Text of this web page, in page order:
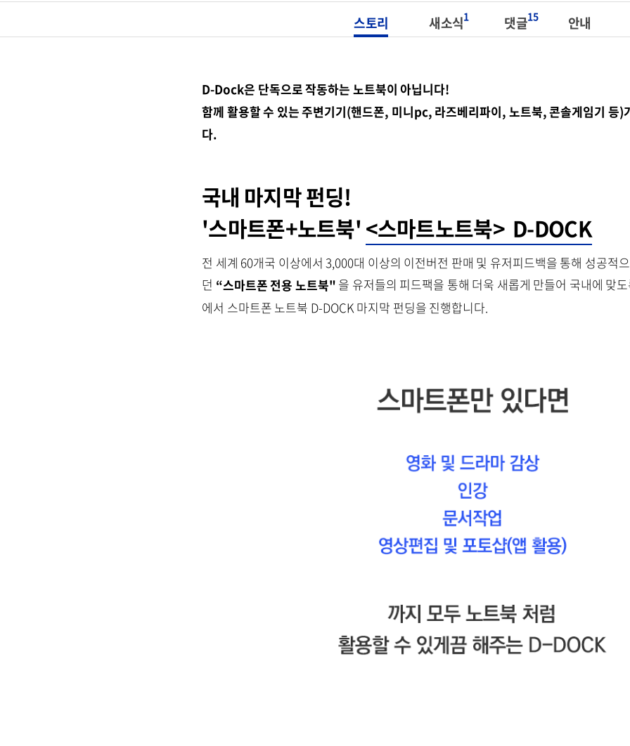
스토리 새소식1 댓글15 안내
D-Dock은 단독으로 작동하는 노트북이 아닙니다!
함께 활용할 수 있는 주변기기(핸드폰, 미니pc, 라즈베리파이, 노트북, 콘솔게임기 등)
다.
국내 마지막 펀딩!
'스마트폰+노트북' <스마트노트북> D-DOCK
전 세계 60개국 이상에서 3,000대 이상의 이전버전 판매 및 유저피드백을 통해 성공적
던 “스마트폰 전용 노트북" 을 유저들의 피드팩을 통해 더욱 새롭게 만들어 국내에 맞
에서 스마트폰 노트북 D-DOCK 마지막 펀딩을 진행합니다.